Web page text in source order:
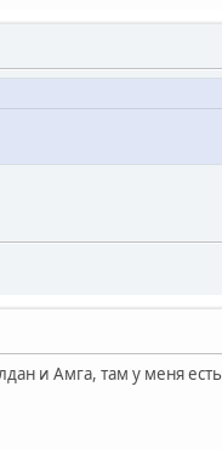
и Амга, там у меня